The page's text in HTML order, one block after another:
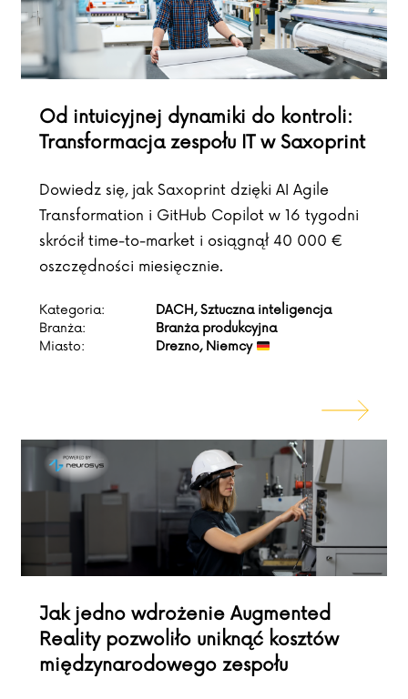
Od intuicyjnej dynamiki do kontroli:
Transformacja zespołu IT w Saxoprint
Dowiedz się, jak Saxoprint dzięki AI Agile
Transformation i GitHub Copilot w 16 tygodni
skrócił time-to-market i osiągnął 40 000 €
oszczędności miesięcznie.
Kategoria:
DACH, Sztuczna inteligencja
Branża:
Branża produkcyjna
Miasto:
Drezno, Niemcy
Jak jedno wdrożenie Augmented
Reality pozwoliło uniknąć kosztów
międzynarodowego zespołu